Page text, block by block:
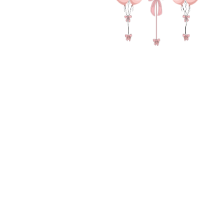
№ 4482 Набор шаров для
"Ариэла мини" с